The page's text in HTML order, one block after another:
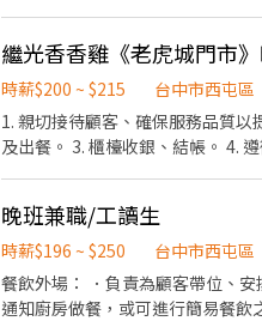
務。
繼光香香雞《老虎城門市
時薪$200 ~ $215
台中市西屯區
1. 親切接待顧客、確保服務品質
及出餐。 3. 櫃檯收銀、結帳。 4.
禮/門市聚餐 休假制度：月休8-10天（含全年度12天國定假日） （依門市需求輪班，每月更新班表，彈性調整） 上班時段大致上
會以下面幾個時段去輪班 13：30-22：30 12：00-
履歷做初選安排面試， 目前公司
晚班兼職/工讀生
時薪$196 ~ $250
台中市西屯區
餐飲外場： ．負責為顧客帶位、
通知廚房做餐，或可進行簡易餐飲